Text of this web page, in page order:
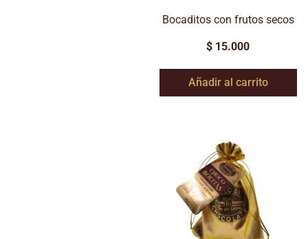
Bocaditos con frutos secos
$ 15.000
Añadir al carrito